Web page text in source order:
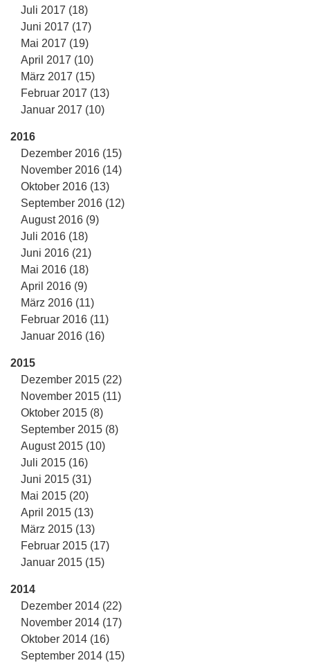
Juli 2017 (18)
Juni 2017 (17)
Mai 2017 (19)
April 2017 (10)
März 2017 (15)
Februar 2017 (13)
Januar 2017 (10)
2016
Dezember 2016 (15)
November 2016 (14)
Oktober 2016 (13)
September 2016 (12)
August 2016 (9)
Juli 2016 (18)
Juni 2016 (21)
Mai 2016 (18)
April 2016 (9)
März 2016 (11)
Februar 2016 (11)
Januar 2016 (16)
2015
Dezember 2015 (22)
November 2015 (11)
Oktober 2015 (8)
September 2015 (8)
August 2015 (10)
Juli 2015 (16)
Juni 2015 (31)
Mai 2015 (20)
April 2015 (13)
März 2015 (13)
Februar 2015 (17)
Januar 2015 (15)
2014
Dezember 2014 (22)
November 2014 (17)
Oktober 2014 (16)
September 2014 (15)